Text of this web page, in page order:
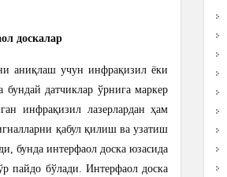
доскалар
аниқлаш учун инфрақизил ёки
бундай датчиклар ўрнига маркер
инфрақизил лазерлардан ҳам
қабул қилиш ва узатиш
бунда интерфаол доска юзасида
пайдо бўлади. Интерфаол доска